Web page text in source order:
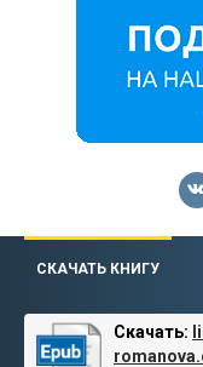
СКАЧАТЬ КНИГУ
Скачать: